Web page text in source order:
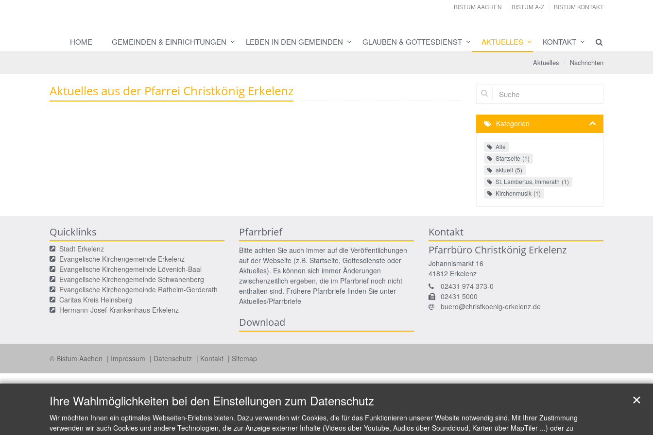
BISTUM AACHEN BISTUM A-Z BISTUM KONTAKT
HOME GEMEINDEN & EINRICHTUNGEN LEBEN IN DEN GEMEINDEN GLAUBEN & GOTTESDIENST AKTUELLES KONTAKT
Aktuelles Nachrichten
Aktuelles aus der Pfarrei Christkönig Erkelenz Suche
Kategorien
Alle
Startseite 1
aktuell 5
St. Lambertus, Immerath 1
Kirchenmusik 1
Quicklinks
Stadt Erkelenz
Evangelische Kirchengemeinde Erkelenz
Evangelische Kirchengemeinde Lövenich-Baal
Evangelische Kirchengemeinde Schwanenberg
Evangelische Kirchengemeinde Ratheim-Gerderath
Caritas Kreis Heinsberg
Hermann-Josef-Krankenhaus Erkelenz
Pfarrbrief
Bitte achten Sie auch immer auf die Veröffentlichungen
auf der Webseite (z.B. Startseite, Gottesdienste oder
Aktuelles). Es können sich immer Änderungen
zwischenzeitlich ergeben, die im Pfarrbrief noch nicht
enthalten sind. Frühere Pfarrbriefe finden Sie unter
Aktuelles/Pfarrbriefe
Download
Kontakt
Pfarrbüro Christkönig Erkelenz
Johannismarkt 16
41812 Erkelenz
02431 974 373-0
02431 5000
buero@christkoenig-erkelenz.de
© Bistum Aachen Impressum Datenschutz Kontakt Sitemap
Ihre Wahlmöglichkeiten bei den Einstellungen zum Datenschutz
Wir möchten Ihnen ein optimales Webseiten-Erlebnis bieten. Dazu verwenden wir Cookies, die für das Funktionieren unserer Website notwendig sind. Mit Ihrer Zustimmung
verwenden wir auch Cookies und andere Technologien, die zur Anzeige externer Inhalte (Videos über Youtube, Audios über Soundcloud, Karten über MapTiler ...) oder zu
✕